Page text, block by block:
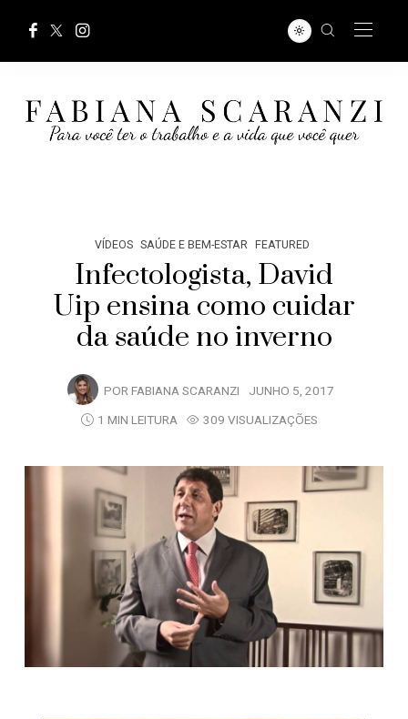
VÍDEOS SAÚDE E BEM-ESTAR FEATURED
Infectologista, David
Uip ensina como cuidar
da saúde no inverno
POR FABIANA SCARANZI JUNHO 5, 2017
1 MIN LEITURA
309 VISUALIZAÇÕES